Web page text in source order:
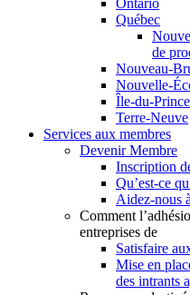
Ontario
Québec
de
Nouveau-
Nouvelle-
Île-du-
Terre-Neuve
Services aux membres
Devenir Membre
Inscription
Qu’est-ce
Aidez-nous
Comment
entreprises de
Satisfaire
Mise en
des intrants